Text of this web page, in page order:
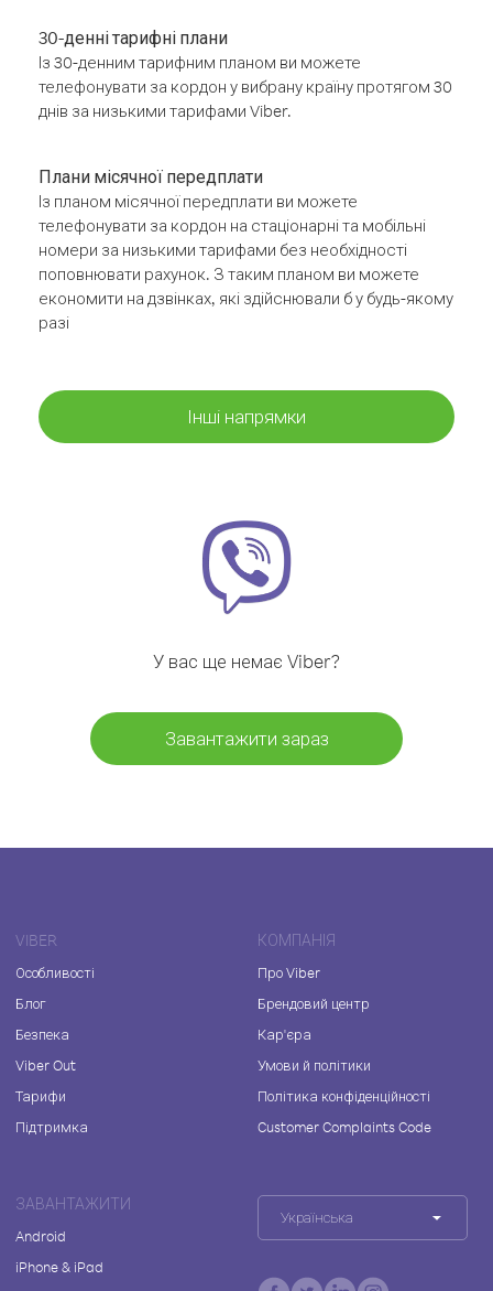
30-денні тарифні плани
Із 30-денним тарифним планом ви можете
телефонувати за кордон у вибрану країну протягом 30
днів за низькими тарифами Viber.
Плани місячної передплати
Із планом місячної передплати ви можете
телефонувати за кордон на стаціонарні та мобільні
номери за низькими тарифами без необхідності
поповнювати рахунок. З таким планом ви можете
економити на дзвінках, які здійснювали б у будь-якому
разі
Інші напрямки
У вас ще немає Viber?
Завантажити зараз
VIBER
Особливості
Блог
Безпека
Viber Out
Тарифи
Підтримка
КОМПАНІЯ
Про Viber
Брендовий центр
Кар'єра
Умови й політики
Політика конфіденційності
Customer Complaints Code
ЗАВАНТАЖИТИ
Android
iPhone & iPad
Українська